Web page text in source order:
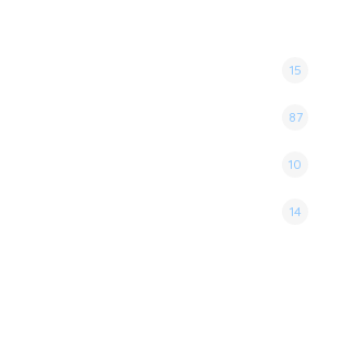
15
87
10
14